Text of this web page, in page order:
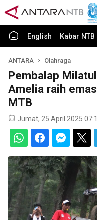
English Kabar NTB
ANTARA Olahraga
Pembalap
Amelia raih
MTB
Jumat, 25 April 2025